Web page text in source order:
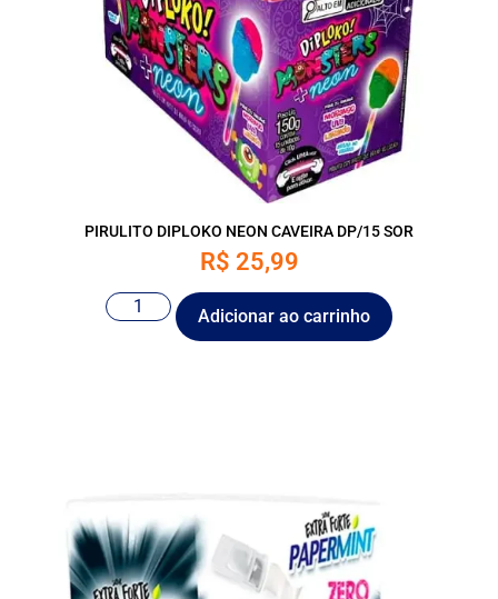
PIRULITO DIPLOKO NEON CAVEIRA DP/15 SOR
R$ 25,99
Adicionar ao carrinho